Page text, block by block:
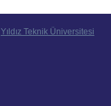
Yıldız Teknik Üniversitesi